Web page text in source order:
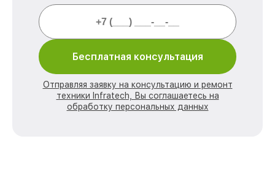
Бесплатная консультация
Отправляя заявку на консультацию и ремонт
техники Infratech, Вы соглашаетесь на
обработку персональных данных